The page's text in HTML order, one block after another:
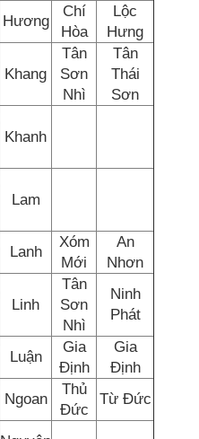
Hương
Chí
Hòa
Lộc
Hưng
Khang
Tân
Sơn
Nhì
Tân
Thái
Sơn
Khanh
Lam
Lanh
Xóm
Mới
An
Nhơn
Linh
Tân
Sơn
Nhì
Ninh
Phát
Luận
Gia
Định
Gia
Định
Ngoan
Thủ
Đức
Từ Đức